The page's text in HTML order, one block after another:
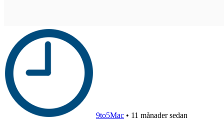
9to5Mac • 11 månader sedan